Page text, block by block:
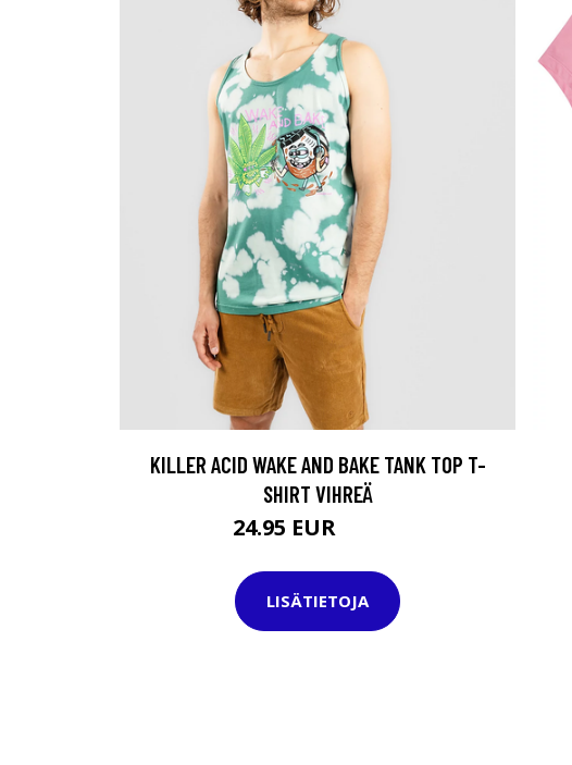
KILLER ACID WAKE AND BAKE TANK TOP T-
SHIRT VIHREÄ
24.95 EUR
LISÄTIETOJA